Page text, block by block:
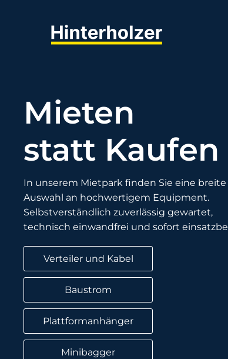
Mieten
statt Kaufen
In unserem Mietpark finden Sie eine breite
Auswahl an hochwertigem Equipment.
Selbstverständlich zuverlässig gewartet,
technisch einwandfrei und sofort
Verteiler und Kabel
Baustrom
Plattformanhänger
Minibagger